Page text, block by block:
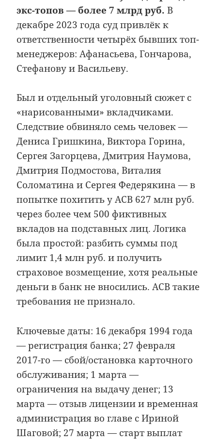
экс-топов — более 7 млрд руб. В
декабре 2023 года суд привлёк к
ответственности четырёх бывших топ-
менеджеров: Афанасьева, Гончарова,
Стефанову и Васильеву.
Был и отдельный уголовный сюжет с
«нарисованными» вкладчиками.
Следствие обвиняло семь человек —
Дениса Гришкина, Виктора Горина,
Сергея Загорцева, Дмитрия Наумова,
Дмитрия Подмостова, Виталия
Соломатина и Сергея Федерякина — в
попытке похитить у АСВ 627 млн руб.
через более чем 500 фиктивных
вкладов на подставных лиц. Логика
была простой: разбить суммы под
лимит 1,4 млн руб. и получить
страховое возмещение, хотя реальные
деньги в банк не вносились. АСВ такие
требования не признало.
Ключевые даты: 16 декабря 1994 года
— регистрация банка; 27 февраля
2017-го — сбой/остановка карточного
обслуживания; 1 марта —
ограничения на выдачу денег; 13
марта — отзыв лицензии и временная
администрация во главе с Ириной
Шаговой; 27 марта — старт выплат